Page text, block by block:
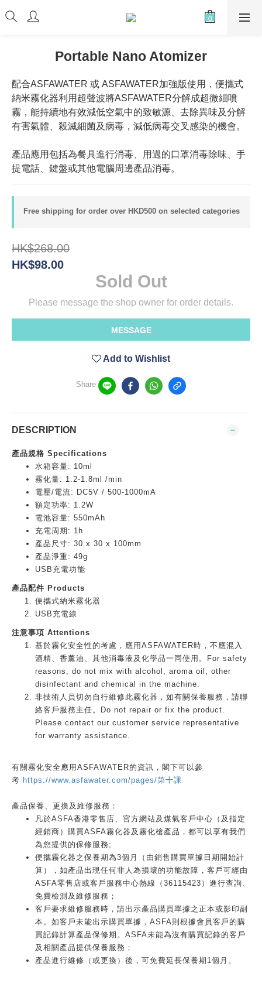
Portable Nano Atomizer
配合ASFAWATER 或 ASFAWATER加強版使用，便攜式
納米霧化器利用超聲波將ASFAWATER分解成超微細噴
霧，能持續地有效減低空氣中的致敏源、去除異味及分解
有害氣體、殺滅細菌及病毒，減低病毒交叉感染的機會。
產品應用包括為餐具進行消毒、用過的口罩消毒除味、手
提電話、鍵盤或其他電腦周邊產品消毒。
Free shipping for order over HKD500 on selected categories
HK$268.00
HK$98.00
Sold Out
Please message the shop owner for order details.
MESSAGE
Add to Wishlist
Share
DESCRIPTION
產品規格 Specifications
水箱容量: 10ml
霧化量: 1.2-1.8ml /min
電壓/電流: DC5V / 500-1000mA
額定功率: 1.2W
電池容量: 550mAh
充電周期: 1h
產品尺寸: 30 x 30 x 100mm
產品淨重: 49g
USB充電功能
產品配件 Products
便攜式納米霧化器
USB充電線
注意事項 Attentions
基於霧化安全性的考慮，應用ASFAWATER時，不應混入
酒精、香薰油、其他消毒液及化學品一同使用。For safety
reasons, do not mix with alcohol, aroma oil, other
disinfectant and chemical in the machine.
非技術人員切勿自行維修此霧化器，如有關保養服務，請聯
絡客戶服務主任。Do not repair or fix the product.
Please contact our customer service representative
for warranty assistance.
有關霧化安全應用ASFAWATER的資訊，閣下可以參
考 https://www.asfawater.com/pages/第十課
產品保養、更換及維修服務：
凡於ASFA香港零售店、官方網站及煤氣客戶中心（及指定
經銷商）購買ASFA霧化器及霧化槍產品，都可以享有我們
為您提供的保修服務;
便攜霧化器之保養期為3個月（由銷售購買單據日期開始計
算），如產品出現任何非人為損壞的功能故障，客戶可經由
ASFA零售店或客戶服務中心熱線（36115423）進行查詢、
免費檢測及維修服務；
客戶要求維修服務時，請出示產品購買單據之正本或影印副
本。如客戶未能出示購買單據，ASFA則根據會員客戶的購
買記錄計算產品保修期。ASFA未能為沒有購買記錄的客戶
及相關產品提供保養服務；
產品進行維修（或更換）後，可免費延長保養期1個月。